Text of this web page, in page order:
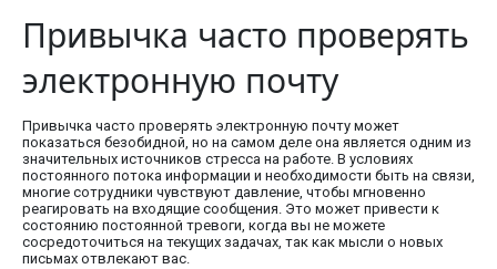
Привычка часто проверять
электронную почту
Привычка часто проверять электронную почту может
показаться безобидной, но на самом деле она является одним из
значительных источников стресса на работе. В условиях
постоянного потока информации и необходимости быть на связи,
многие сотрудники чувствуют давление, чтобы мгновенно
реагировать на входящие сообщения. Это может привести к
состоянию постоянной тревоги, когда вы не можете
сосредоточиться на текущих задачах, так как мысли о новых
письмах отвлекают вас.